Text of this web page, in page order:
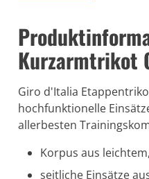
Kurzarmtrikot
Giro d'Italia
hochfunktionelle
allerbesten
Korpus aus
seitliche Einsätze